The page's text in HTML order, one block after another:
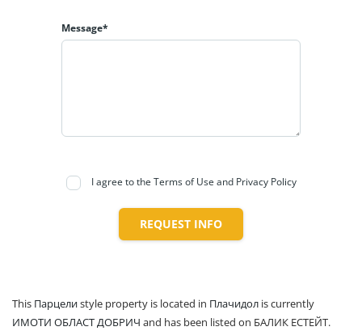
Message*
I agree to the Terms of Use and Privacy Policy
REQUEST INFO
This Парцелиstyle property is located in Плачидол is currently
ИМОТИ ОБЛАСТ ДОБРИЧ and has been listed on БАЛИК ЕСТЕЙТ.